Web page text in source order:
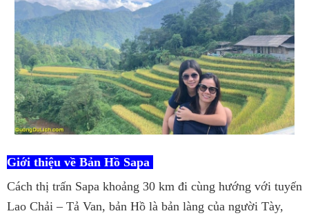
Giới thiệu về Bản Hồ Sapa
Cách thị trấn Sapa khoảng 30 km đi cùng hướng với tuyến
Lao Chải – Tả Van, bản Hồ là bản làng của người Tày,